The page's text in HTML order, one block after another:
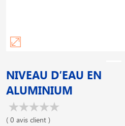
NIVEAU D′EAU EN
ALUMINIUM
( 0 avis client )